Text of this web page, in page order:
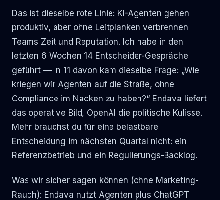
Das ist dieselbe rote Linie: KI-Agenten gehen
produktiv, aber ohne Leitplanken verbrennen
Teams Zeit und Reputation. Ich habe in den
letzten 6 Wochen 14 Entscheider-Gespräche
geführt — in 11 davon kam dieselbe Frage: „Wie
kriegen wir Agenten auf die Straße, ohne
Compliance im Nacken zu haben?“ Endava liefert
das operative Bild, OpenAI die politische Kulisse.
Mehr brauchst du für eine belastbare
Entscheidung im nächsten Quartal nicht: ein
Referenzbetrieb und ein Regulierungs-Backlog.
Was wir sicher sagen können (ohne Marketing-
Rauch): Endava nutzt Agenten plus ChatGPT